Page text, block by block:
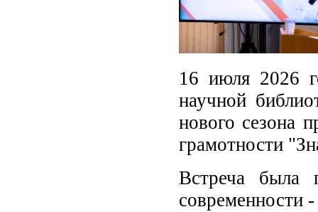
16 июля 2026
научной
нового сезона
грамотности
Встреча была
современности